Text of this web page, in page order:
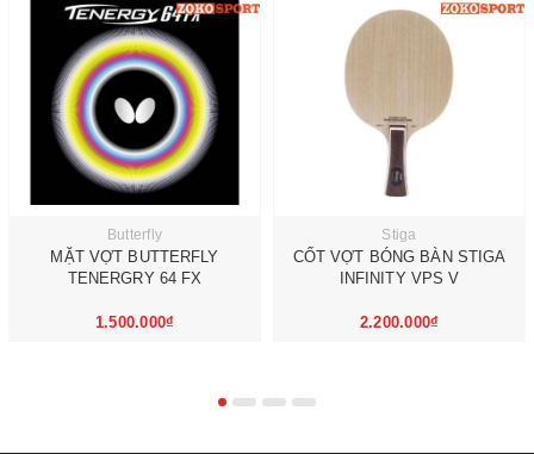
Butterfly
MẶT VỢT BUTTERFLY
TENERGRY 64 FX
1.500.000₫
Stiga
CỐT VỢT BÓNG BÀN STIGA
INFINITY VPS V
2.200.000₫